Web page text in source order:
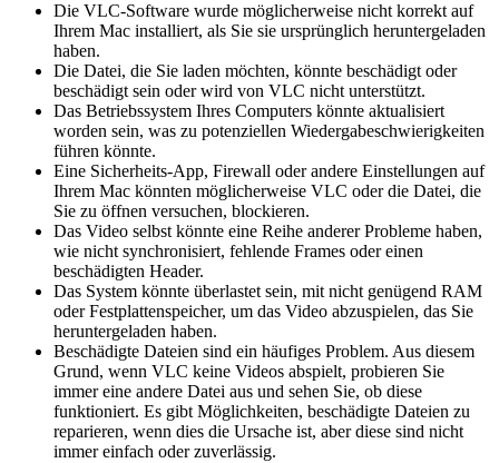
Die VLC-Software wurde möglicherweise nicht korrekt auf
Ihrem Mac installiert, als Sie sie ursprünglich heruntergeladen
haben.
Die Datei, die Sie laden möchten, könnte beschädigt oder
beschädigt sein oder wird von VLC nicht unterstützt.
Das Betriebssystem Ihres Computers könnte aktualisiert
worden sein, was zu potenziellen Wiedergabeschwierigkeiten
führen könnte.
Eine Sicherheits-App, Firewall oder andere Einstellungen auf
Ihrem Mac könnten möglicherweise VLC oder die Datei, die
Sie zu öffnen versuchen, blockieren.
Das Video selbst könnte eine Reihe anderer Probleme haben,
wie nicht synchronisiert, fehlende Frames oder einen
beschädigten Header.
Das System könnte überlastet sein, mit nicht genügend RAM
oder Festplattenspeicher, um das Video abzuspielen, das Sie
heruntergeladen haben.
Beschädigte Dateien sind ein häufiges Problem. Aus diesem
Grund, wenn VLC keine Videos abspielt, probieren Sie
immer eine andere Datei aus und sehen Sie, ob diese
funktioniert. Es gibt Möglichkeiten, beschädigte Dateien zu
reparieren, wenn dies die Ursache ist, aber diese sind nicht
immer einfach oder zuverlässig.